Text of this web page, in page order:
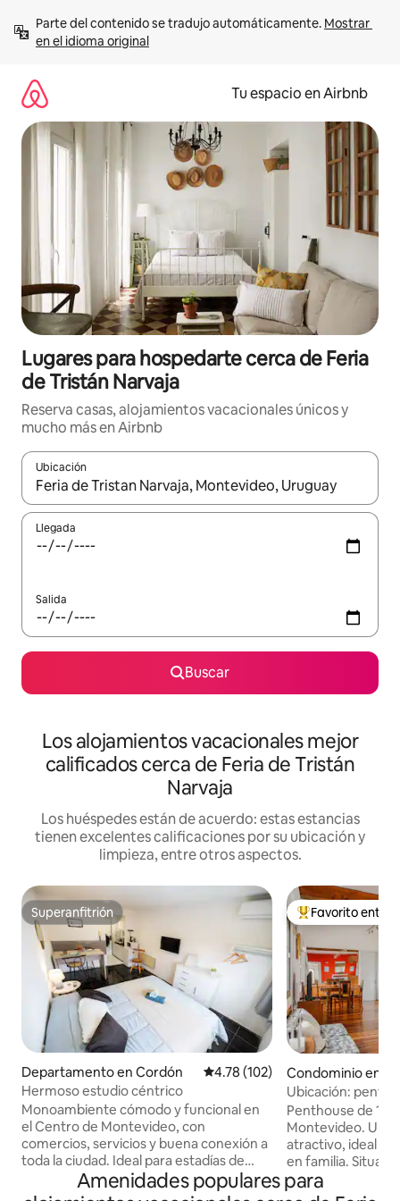
contenido
Parte del contenido se tradujo automáticamente. Mostrar
en el idioma original
Tu espacio en Airbnb
Lugares para hospedarte cerca de Feria
de Tristán Narvaja
Reserva casas, alojamientos vacacionales únicos y
mucho más en Airbnb
Ubicación
Cuando los resultados estén disponibles, podrás navegar
Llegada
Salida
Buscar
Los alojamientos vacacionales mejor
calificados cerca de Feria de Tristán
Narvaja
Los huéspedes están de acuerdo: estas estancias
tienen excelentes calificaciones por su ubicación y
limpieza, entre otros aspectos.
Superanfitrión
Superanfitrión
Departamento en Cordón Calificación promedio: 4.78 de
4.78 (102)
Hermoso estudio céntrico
Monoambiente cómodo y funcional en
el Centro de Montevideo, con
comercios, servicios y buena conexión a
toda la ciudad. Ideal para estadías de
trabajo o familiares, con todo lo
necesario para una estancia práctica y
De los mejores
Favorito entre
Condominio en
Ubicación:
garaje y traslado
Penthouse de
Montevideo. Un
atractivo, ideal
en familia.
18 de Julio y
numerosos
Amenidades populares para